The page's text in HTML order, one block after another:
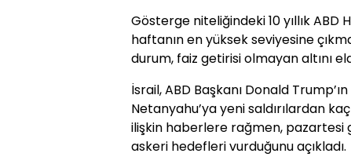
Gösterge niteliğindeki 10 yıllık
haftanın en yüksek seviyesine
durum, faiz getirisi olmayan altını
İsrail, ABD Başkanı Donald
Netanyahu’ya yeni saldırılardan
ilişkin haberlere rağmen, pazartesi
askeri hedefleri vurduğunu açıkladı.